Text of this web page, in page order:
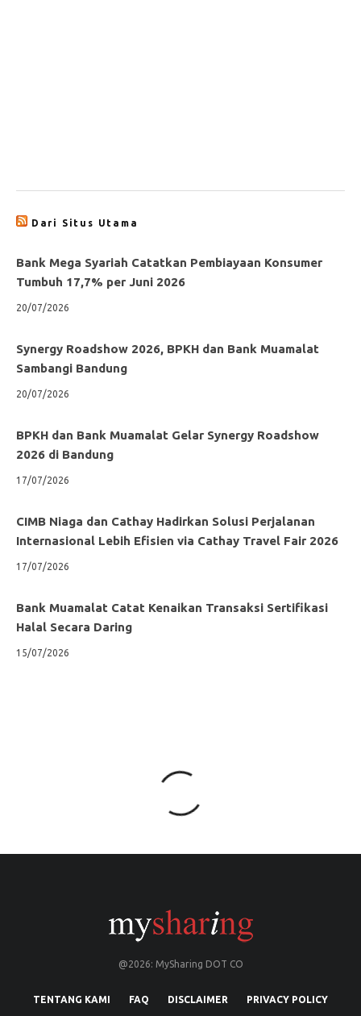
Dari Situs Utama
Bank Mega Syariah Catatkan Pembiayaan Konsumer
Tumbuh 17,7% per Juni 2026
20/07/2026
Synergy Roadshow 2026, BPKH dan Bank Muamalat
Sambangi Bandung
20/07/2026
BPKH dan Bank Muamalat Gelar Synergy Roadshow
2026 di Bandung
17/07/2026
CIMB Niaga dan Cathay Hadirkan Solusi Perjalanan
Internasional Lebih Efisien via Cathay Travel Fair 2026
17/07/2026
Bank Muamalat Catat Kenaikan Transaksi Sertifikasi
Halal Secara Daring
15/07/2026
@2026: MySharing DOT CO
TENTANG KAMI FAQ DISCLAIMER PRIVACY POLICY